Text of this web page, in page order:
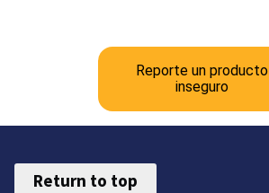
Reporte un producto
inseguro
Return to top